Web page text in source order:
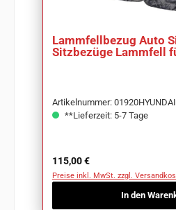
Lammfellbezug Auto
Sitzbezüge Lammfell
Artikelnummer:
**Lieferzeit: 5-7 Tage
Regulärer Preis:
115,00 €
Preise inkl. MwSt. zzgl.
In den